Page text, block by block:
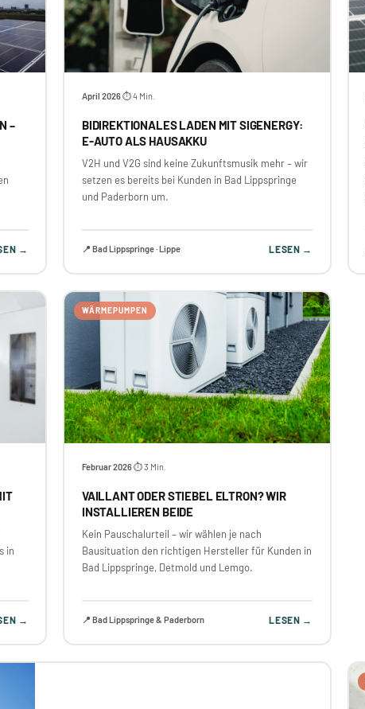
–
→
April 2026·⏱ 4 Min.
BIDIREKTIONALES LADEN MIT SIGENERGY:
E-AUTO ALS HAUSAKKU
V2H und V2G sind keine Zukunftsmusik mehr – wir
setzen es bereits bei Kunden in Bad Lippspringe
und Paderborn um.
📍 Bad Lippspringe · Lippe LESEN →
in
→
WÄRMEPUMPEN
Februar 2026·⏱ 3 Min.
VAILLANT ODER STIEBEL ELTRON? WIR
INSTALLIEREN BEIDE
Kein Pauschalurteil – wir wählen je nach
Bausituation den richtigen Hersteller für Kunden in
Bad Lippspringe, Detmold und Lemgo.
📍 Bad Lippspringe & Paderborn LESEN →